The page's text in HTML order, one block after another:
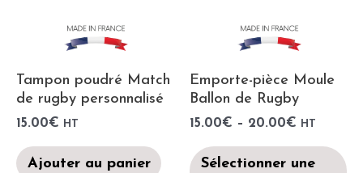
Tampon poudré Match
de rugby personnalisé
15.00€ HT
Ajouter au panier
Emporte-pièce Moule
Ballon de Rugby
15.00€ – 20.00€ HT
Sélectionner une